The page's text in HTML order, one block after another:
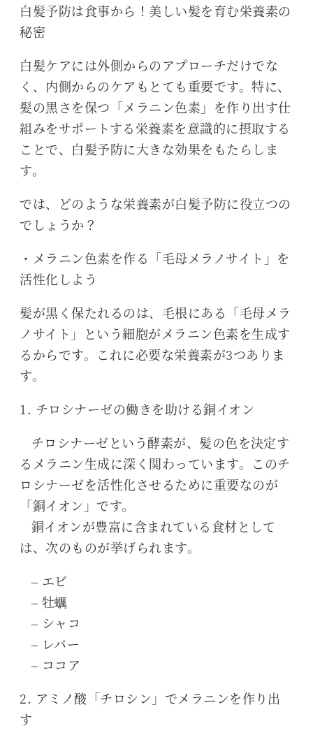
︎白髪予防は食事から！美しい髪を育む栄養素の
秘密
白髪ケアには外側からのアプローチだけでな
く、内側からのケアもとても重要です。特に、
髪の黒さを保つ「メラニン色素」を作り出す仕
組みをサポートする栄養素を意識的に摂取する
ことで、白髪予防に大きな効果をもたらしま
す。
では、どのような栄養素が白髪予防に役立つの
でしょうか？
・メラニン色素を作る「毛母メラノサイト」を
活性化しよう
髪が黒く保たれるのは、毛根にある「毛母メラ
ノサイト」という細胞がメラニン色素を生成す
るからです。これに必要な栄養素が3つありま
す。
1. チロシナーゼの働きを助ける銅イオン
チロシナーゼという酵素が、髪の色を決定す
るメラニン生成に深く関わっています。このチ
ロシナーゼを活性化させるために重要なのが
「銅イオン」です。
銅イオンが豊富に含まれている食材として
は、次のものが挙げられます。
– エビ
– 牡蠣
– シャコ
– レバー
– ココア
2. アミノ酸「チロシン」でメラニンを作り出
す